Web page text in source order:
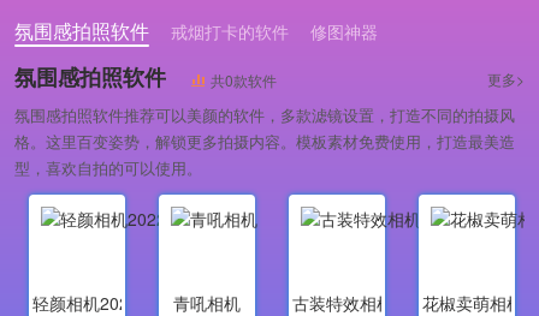
氛围感拍照软件
戒烟打卡的软件 修图神器
氛围感拍照软件 共0款软件 更多>
氛围感拍照软件推荐可以美颜的软件，多款滤镜设置，打造不同的拍摄风
格。这里百变姿势，解锁更多拍摄内容。模板素材免费使用，打造最美造
型，喜欢自拍的可以使用。
轻颜相机2022最新版青吼相机
古装特效相机
花椒卖萌相机